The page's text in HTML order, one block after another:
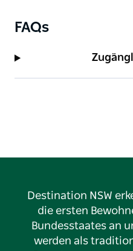
FAQs
Destination NSW
die ersten
Bundesstaates an
werden als